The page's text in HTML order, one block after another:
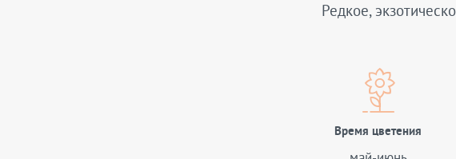
Редкое,
Время цветения